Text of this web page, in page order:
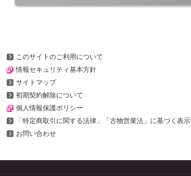
このサイトのご利用について
情報セキュリティ基本方針
サイトマップ
初期契約解除について
個人情報保護ポリシー
「特定商取引に関する法律」「古物営業法」に基づく表示
お問い合わせ